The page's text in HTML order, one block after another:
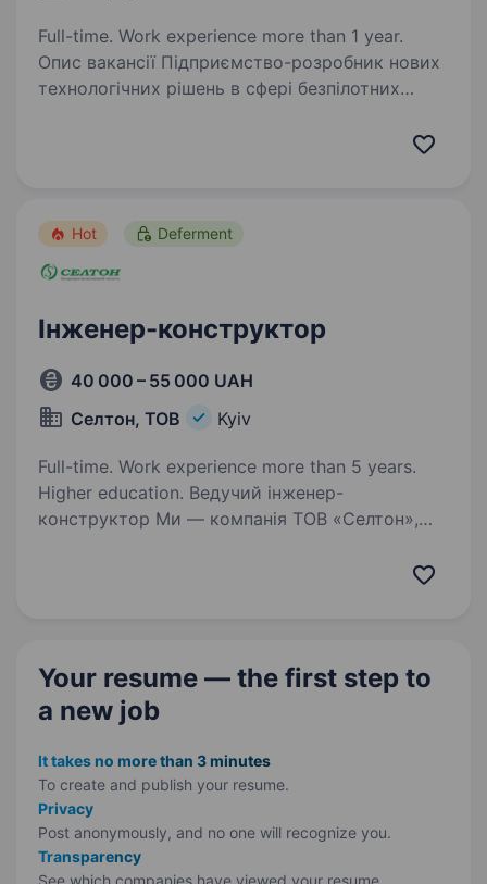
Full-time. Work experience more than 1 year.
Опис вакансії Підприємство-розробник нових
технологічних рішень в сфері безпілотних
Hot Deferment
Інженер-конструктор
40 000 – 55 000 UAH
Селтон, ТОВ
Kyiv
Full-time. Work experience more than 5 years.
Higher education. Ведучий інженер-
конструктор Ми — компанія ТОВ «Селтон»,
Your resume — the first step to
a new job
It takes no more than 3 minutes
To create and publish your resume.
Privacy
Post anonymously, and no one will recognize you.
Transparency
See which companies have viewed your resume.